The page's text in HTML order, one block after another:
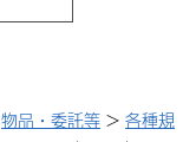
物品・委託等 > 各種規